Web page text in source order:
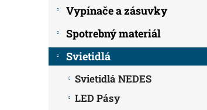
Vypínače a zásuvky
Spotrebný materiál
Svietidlá
Svietidlá NEDES
LED Pásy